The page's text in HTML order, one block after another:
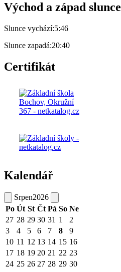
Východ a západ slunce
Slunce vychází:5:46
Slunce zapadá:20:40
Certifikát
Kalendář
Srpen2026
Po Út St Čt Pá So Ne
27 28 29 30 31 1
2
3
4 5 6 7 8
9
10 11 12 13 14 15 16
17 18 19 20 21 22 23
24 25 26 27 28 29 30